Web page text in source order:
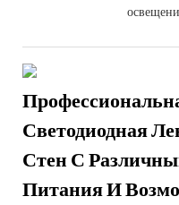
Светодиодная
Стен С
Питания И